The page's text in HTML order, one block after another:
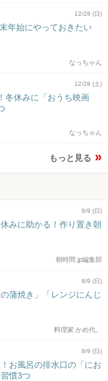
12/29 (日)
年始にやっておきたい
なっちゃん
12/28 (土)
冬休みに「おうち映画
なっちゃん
もっと見る
8/9 (日)
みに助かる！作り置き朝
朝時間.jp編集部
8/9 (日)
蒲焼き」「レンジにんじ
料理家 かめ代。
8/9 (日)
お風呂の排水口の「にお
慣3つ